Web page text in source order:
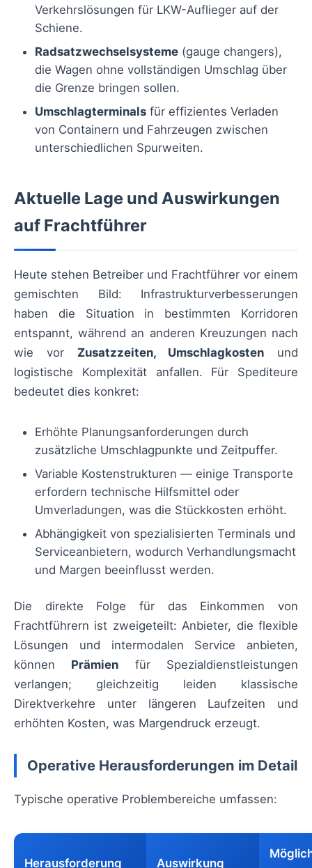
Verkehrslösungen für LKW-Auflieger auf der
Schiene.
Radsatzwechselsysteme (gauge changers),
die Wagen ohne vollständigen Umschlag über
die Grenze bringen sollen.
Umschlagterminals für effizientes Verladen
von Containern und Fahrzeugen zwischen
unterschiedlichen Spurweiten.
Aktuelle Lage und Auswirkungen
auf Frachtführer
Heute stehen Betreiber und Frachtführer vor einem
gemischten Bild: Infrastrukturverbesserungen
haben die Situation in bestimmten Korridoren
entspannt, während an anderen Kreuzungen nach
wie vor Zusatzzeiten, Umschlagkosten und
logistische Komplexität anfallen. Für Spediteure
bedeutet dies konkret:
Erhöhte Planungsanforderungen durch
zusätzliche Umschlagpunkte und Zeitpuffer.
Variable Kostenstrukturen — einige Transporte
erfordern technische Hilfsmittel oder
Umverladungen, was die Stückkosten erhöht.
Abhängigkeit von spezialisierten Terminals und
Serviceanbietern, wodurch Verhandlungsmacht
und Margen beeinflusst werden.
Die direkte Folge für das Einkommen von
Frachtführern ist zweigeteilt: Anbieter, die flexible
Lösungen und intermodalen Service anbieten,
können Prämien für Spezialdienstleistungen
verlangen; gleichzeitig leiden klassische
Direktverkehre unter längeren Laufzeiten und
erhöhten Kosten, was Margendruck erzeugt.
Operative Herausforderungen im Detail
Typische operative Problembereiche umfassen:
Herausforderung Auswirkung